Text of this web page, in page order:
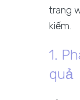
trang
kiếm.
1.
quả